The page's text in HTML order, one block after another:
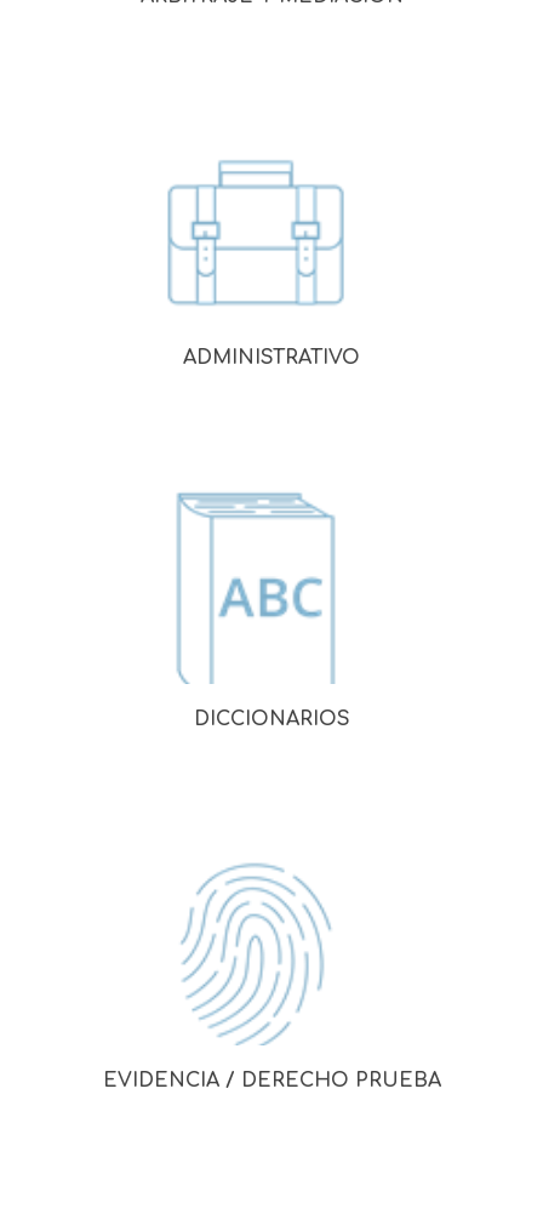
ADMINISTRATIVO
DICCIONARIOS
EVIDENCIA / DERECHO PRUEBA